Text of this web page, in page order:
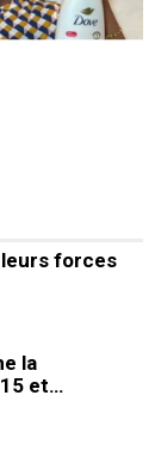
leurs forces
la
et…